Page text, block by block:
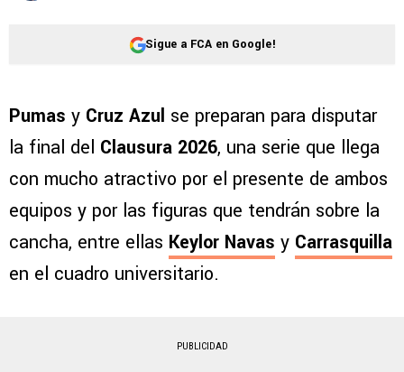
Sigue a FCA en Google!
Pumas y Cruz Azul se preparan para disputar
la final del Clausura 2026, una serie que llega
con mucho atractivo por el presente de ambos
equipos y por las figuras que tendrán sobre la
cancha, entre ellas Keylor Navas y Carrasquilla
en el cuadro universitario.
PUBLICIDAD